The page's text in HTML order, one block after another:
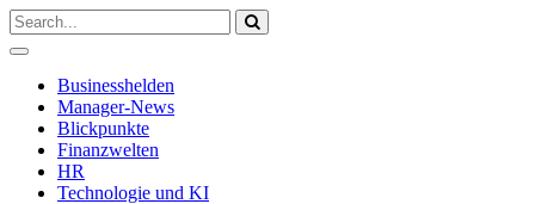
Businesshelden
Manager-News
Blickpunkte
Finanzwelten
HR
Technologie und KI